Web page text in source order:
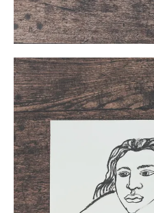
ホノルルに引っ越して以来、
キの樹皮から作られた布“タ
不織布に魅了されている。